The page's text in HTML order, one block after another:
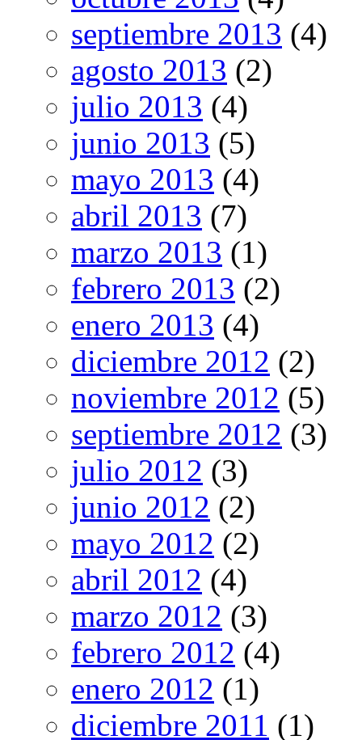
septiembre 2013 (4)
agosto 2013 (2)
julio 2013 (4)
junio 2013 (5)
mayo 2013 (4)
abril 2013 (7)
marzo 2013 (1)
febrero 2013 (2)
enero 2013 (4)
diciembre 2012 (2)
noviembre 2012 (5)
septiembre 2012 (3)
julio 2012 (3)
junio 2012 (2)
mayo 2012 (2)
abril 2012 (4)
marzo 2012 (3)
febrero 2012 (4)
enero 2012 (1)
diciembre 2011 (1)